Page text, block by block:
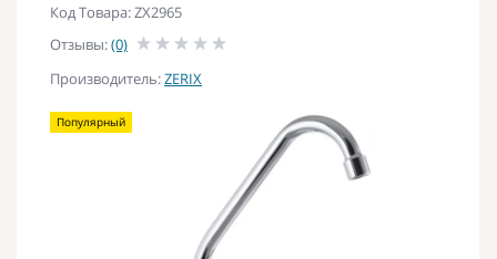
Код Товара: ZX2965
Отзывы:(0)
Производитель:ZERIX
Популярный